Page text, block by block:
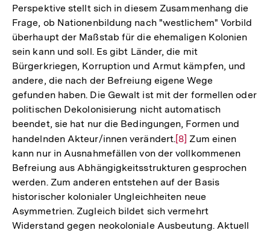
Perspektive stellt sich in diesem Zusammenhang die
Frage, ob Nationenbildung nach "westlichem" Vorbild
überhaupt der Maßstab für die ehemaligen Kolonien
sein kann und soll. Es gibt Länder, die mit
Bürgerkriegen, Korruption und Armut kämpfen, und
andere, die nach der Befreiung eigene Wege
gefunden haben. Die Gewalt ist mit der formellen oder
politischen Dekolonisierung nicht automatisch
beendet, sie hat nur die Bedingungen, Formen und
handelnden Akteur/innen verändert.Zur
Auflösung
der
Fußnote
[8] Zum einen
kann nur in Ausnahmefällen von der vollkommenen
Befreiung aus Abhängigkeitsstrukturen gesprochen
werden. Zum anderen entstehen auf der Basis
historischer kolonialer Ungleichheiten neue
Asymmetrien. Zugleich bildet sich vermehrt
Widerstand gegen neokoloniale Ausbeutung. Aktuell